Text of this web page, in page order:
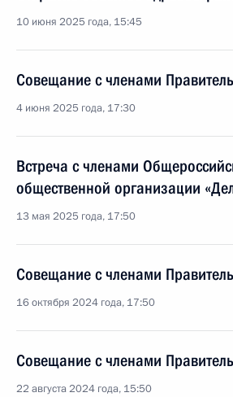
10 июня 2025 года, 15:45
Совещание с членами
4 июня 2025 года, 17:30
Встреча с членами
общественной организации
13 мая 2025 года, 17:50
Совещание с членами
16 октября 2024 года, 17:50
Совещание с членами
22 августа 2024 года, 15:50